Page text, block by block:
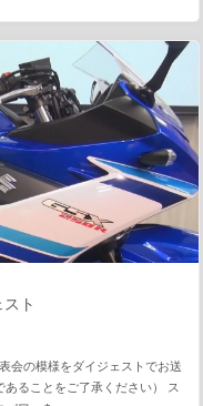
ト
会の模様をダイジェストでお送
ることをご了承ください） ス